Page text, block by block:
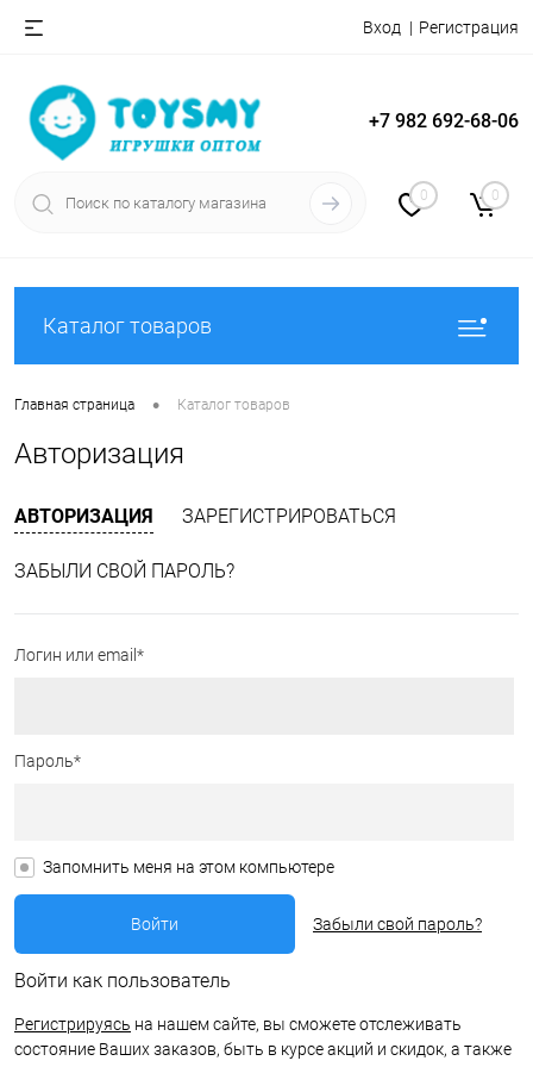
Вход Регистрация
+7 982 692-68-06
0 0
Каталог товаров
Главная страница • Каталог товаров
Авторизация
АВТОРИЗАЦИЯ ЗАРЕГИСТРИРОВАТЬСЯ
ЗАБЫЛИ СВОЙ ПАРОЛЬ?
Логин или email*
Пароль*
Запомнить меня на этом компьютере
Забыли свой пароль?
Войти как пользователь
Регистрируясь на нашем сайте, вы сможете отслеживать
состояние Ваших заказов, быть в курсе акций и скидок, а также